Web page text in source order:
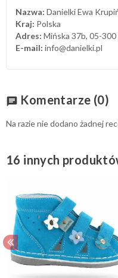
Nazwa: Danielki Ewa
Kraj: Polska
Adres: Mińska 37b, 05-300
E-mail: info@danielki.pl
chat Komentarze (0)
Na razie nie dodano żadnej
16 innych